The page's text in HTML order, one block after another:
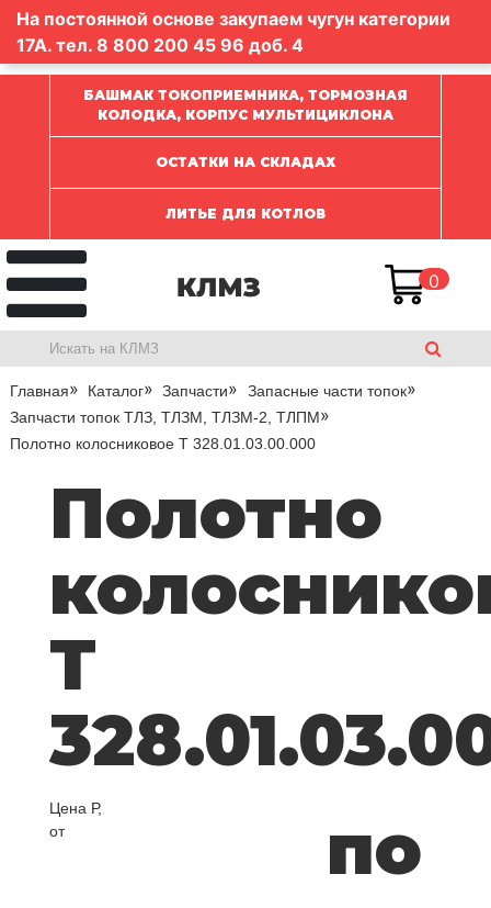
На постоянной основе закупаем чугун категории
17А. тел. 8 800 200 45 96 доб. 4
БАШМАК ТОКОПРИЕМНИКА, ТОРМОЗНАЯ
КОЛОДКА, КОРПУС МУЛЬТИЦИКЛОНА
ОСТАТКИ НА СКЛАДАХ
ЛИТЬЕ ДЛЯ КОТЛОВ
0
Главная Каталог Запчасти
Запасные части топок
Запчасти топок ТЛЗ, ТЛЗМ, ТЛЗМ-2, ТЛПМ
Полотно колосниковое Т 328.01.03.00.000
Полотно
Т
Цена Р,
от
по